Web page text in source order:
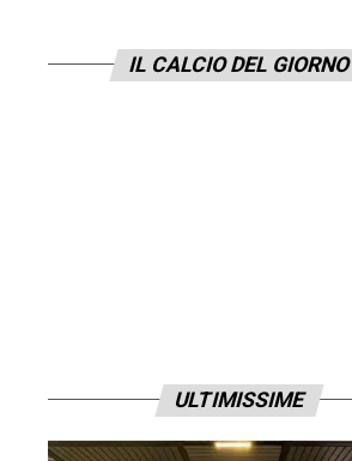
IL CALCIO DEL GIORNO
ULTIMISSIME